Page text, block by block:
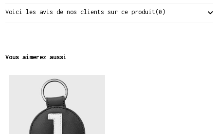
Voici les avis de nos clients sur ce produit(0)
Vous aimerez aussi